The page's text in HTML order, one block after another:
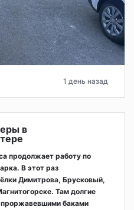
1 день назад
в
продолжает работу по
В этот раз
Димитрова, Брусковый,
Там долгие
баками